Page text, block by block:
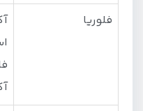
قدیمی‌ترین محله
بهترین محله های
محله های بالا شهر
ارزان ترین محله
فلوریا